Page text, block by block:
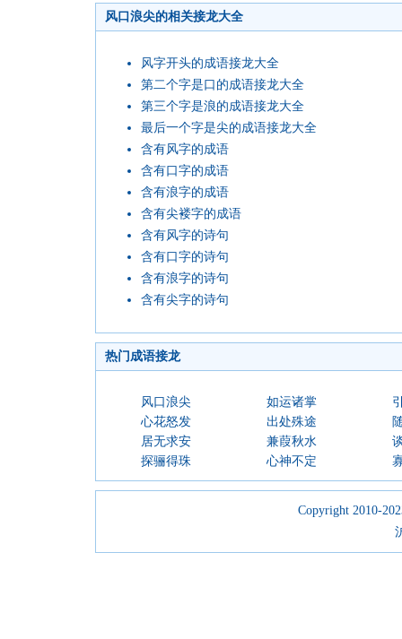
风口浪尖的相关接龙大全
风字开头的成语接龙大全
第二个字是口的成语接龙大全
第三个字是浪的成语接龙大全
最后一个字是尖的成语接龙大全
含有风字的成语
含有口字的成语
含有浪字的成语
含有尖褛字的成语
含有风字的诗句
含有口字的诗句
含有浪字的诗句
含有尖字的诗句
热门成语接龙
风口浪尖 如运诸掌
心花怒发
出处殊途
居无求安
兼葭秋水
探骊得珠
心神不定
Copyright 2010-